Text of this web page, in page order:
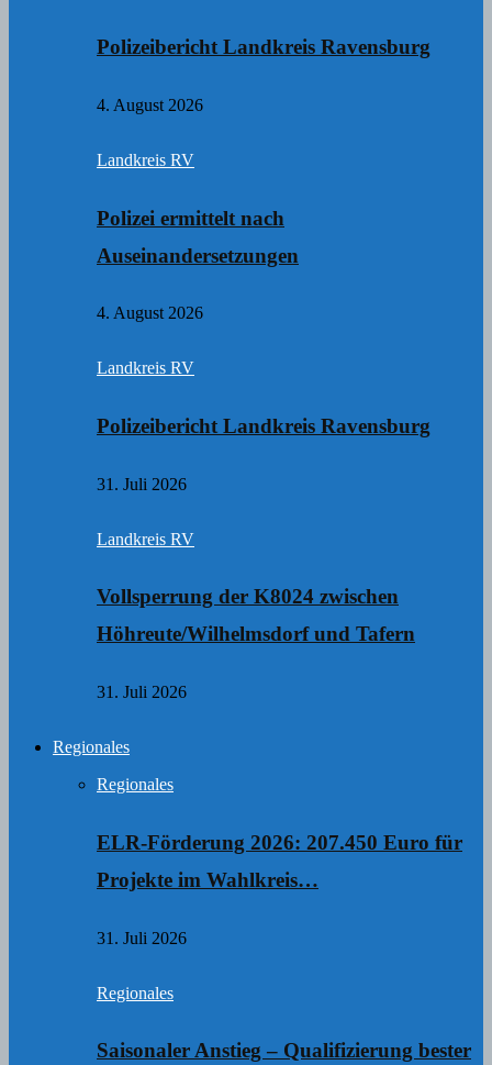
Polizeibericht Landkreis Ravensburg
4. August 2026
Landkreis RV
Polizei ermittelt nach
Auseinandersetzungen
4. August 2026
Landkreis RV
Polizeibericht Landkreis Ravensburg
31. Juli 2026
Landkreis RV
Vollsperrung der K8024 zwischen
Höhreute/Wilhelmsdorf und Tafern
31. Juli 2026
Regionales
Regionales
ELR-Förderung 2026: 207.450 Euro für
Projekte im Wahlkreis…
31. Juli 2026
Regionales
Saisonaler Anstieg – Qualifizierung bester